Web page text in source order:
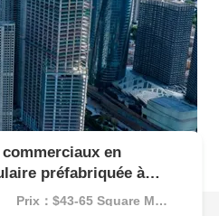
en
préfabriquée à
Prix：$43-65 Square Meters